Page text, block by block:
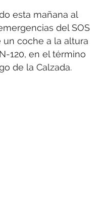
esta mañana al
del SOS
un coche a la altura
120, en el término
de la Calzada.